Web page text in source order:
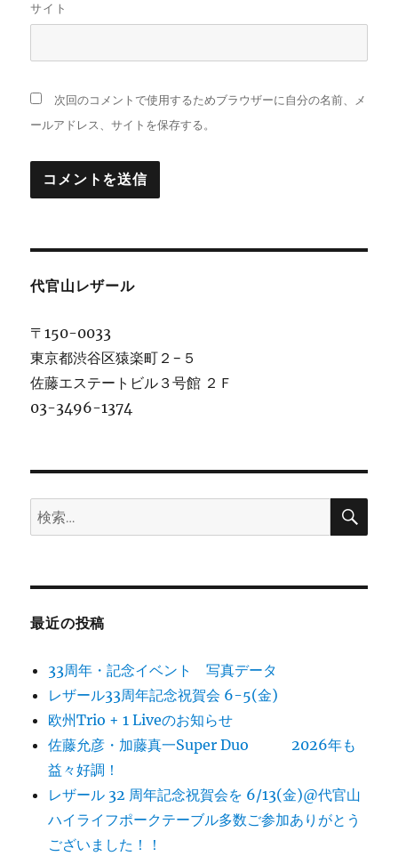
サイト
次回のコメントで使用するためブラウザーに自分の名前、メ
ールアドレス、サイトを保存する。
代官山レザール
〒150-0033
東京都渋谷区猿楽町２−５
佐藤エステートビル３号館 ２Ｆ
03-3496-1374
検
索:
検
最近の投稿
33周年・記念イベント 写真データ
レザール33周年記念祝賀会 6-5(金)
欧州Trio + 1 Liveのお知らせ
佐藤允彦・加藤真一Super Duo 2026年も
益々好調！
レザール 32 周年記念祝賀会を 6/13(金)@代官山
ハイライフポークテーブル多数ご参加ありがとう
ございました！！